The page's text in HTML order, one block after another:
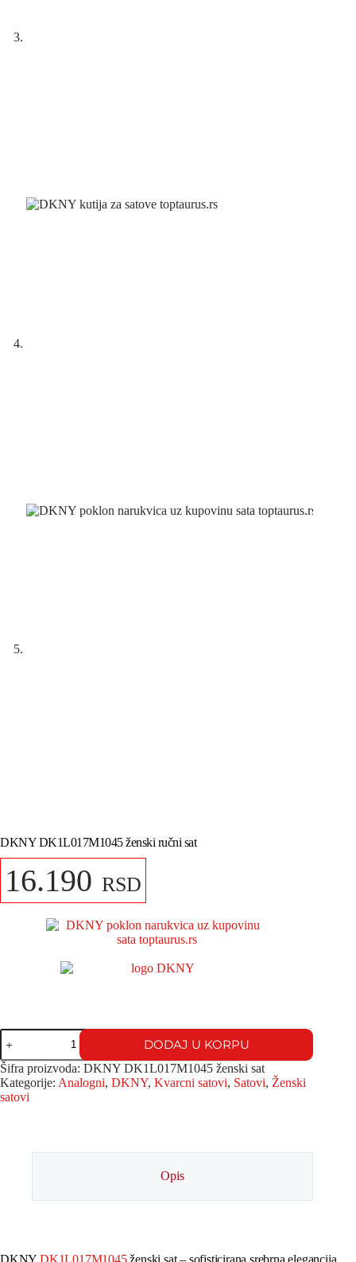
DKNY DK1L017M1045 ženski ručni sat
16.190 RSD
DODAJ U KORPU
Šifra proizvoda: DKNY DK1L017M1045 ženski sat
Kategorije: Analogni, DKNY, Kvarcni satovi, Satovi, Ženski
satovi
Opis